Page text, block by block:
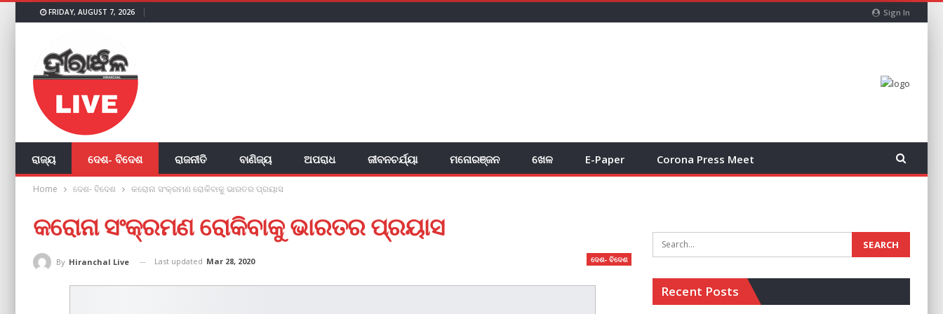
Sign In
FRIDAY, AUGUST 7, 2026
ରାଜ୍ୟ ଦେଶ- ବିଦେଶ ରାଜନୀତି ବାଣିଜ୍ୟ ଅପରାଧ ଜୀବନଚର୍ଯ୍ୟା ମନୋରଞ୍ଜନ ଖେଳ E-Paper Corona Press Meet
Home ଦେଶ- ବିଦେଶ କରୋନା ସଂକ୍ରମଣ ରୋକିବାକୁ ଭାରତର ପ୍ରୟାସ
କରୋନା ସଂକ୍ରମଣ ରୋକିବାକୁ ଭାରତର ପ୍ରୟାସ
ଦେଶ- ବିଦେଶ
By Hiranchal Live Last updated Mar 28, 2020
Recent Posts